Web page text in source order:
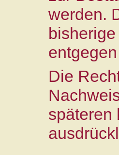
werden.
Die
späteren